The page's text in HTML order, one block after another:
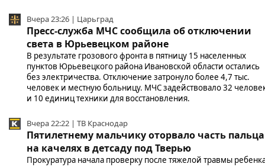
Вчера 23:26 | Царьград
Пресс-служба МЧС сообщила об отключении
света в Юрьевецком районе
В результате грозового фронта в пятницу 15 населенных
пунктов Юрьевецкого района Ивановской области остались
без электричества. Отключение затронуло более 4,7 тыс.
человек и местную больницу. МЧС задействовало 32
и 10 единиц техники для восстановления.
Вчера 22:22 | ТВ Краснодар
Пятилетнему мальчику оторвало часть пальца
на качелях в детсаду под Тверью
Прокуратура начала проверку после тяжелой травмы